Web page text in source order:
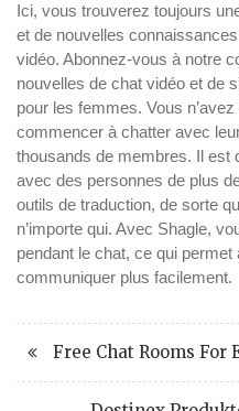
Ici, vous trouverez toujours
et de nouvelles
vidéo. Abonnez-vous à notre
nouvelles de chat vidéo et de
pour les femmes. Vous
commencer à chatter avec
thousands de membres. Il est
avec des personnes de plus
outils de traduction, de sorte
n’importe qui. Avec Shagle,
pendant le chat, ce qui
communiquer plus facilement.
Free Chat Rooms For